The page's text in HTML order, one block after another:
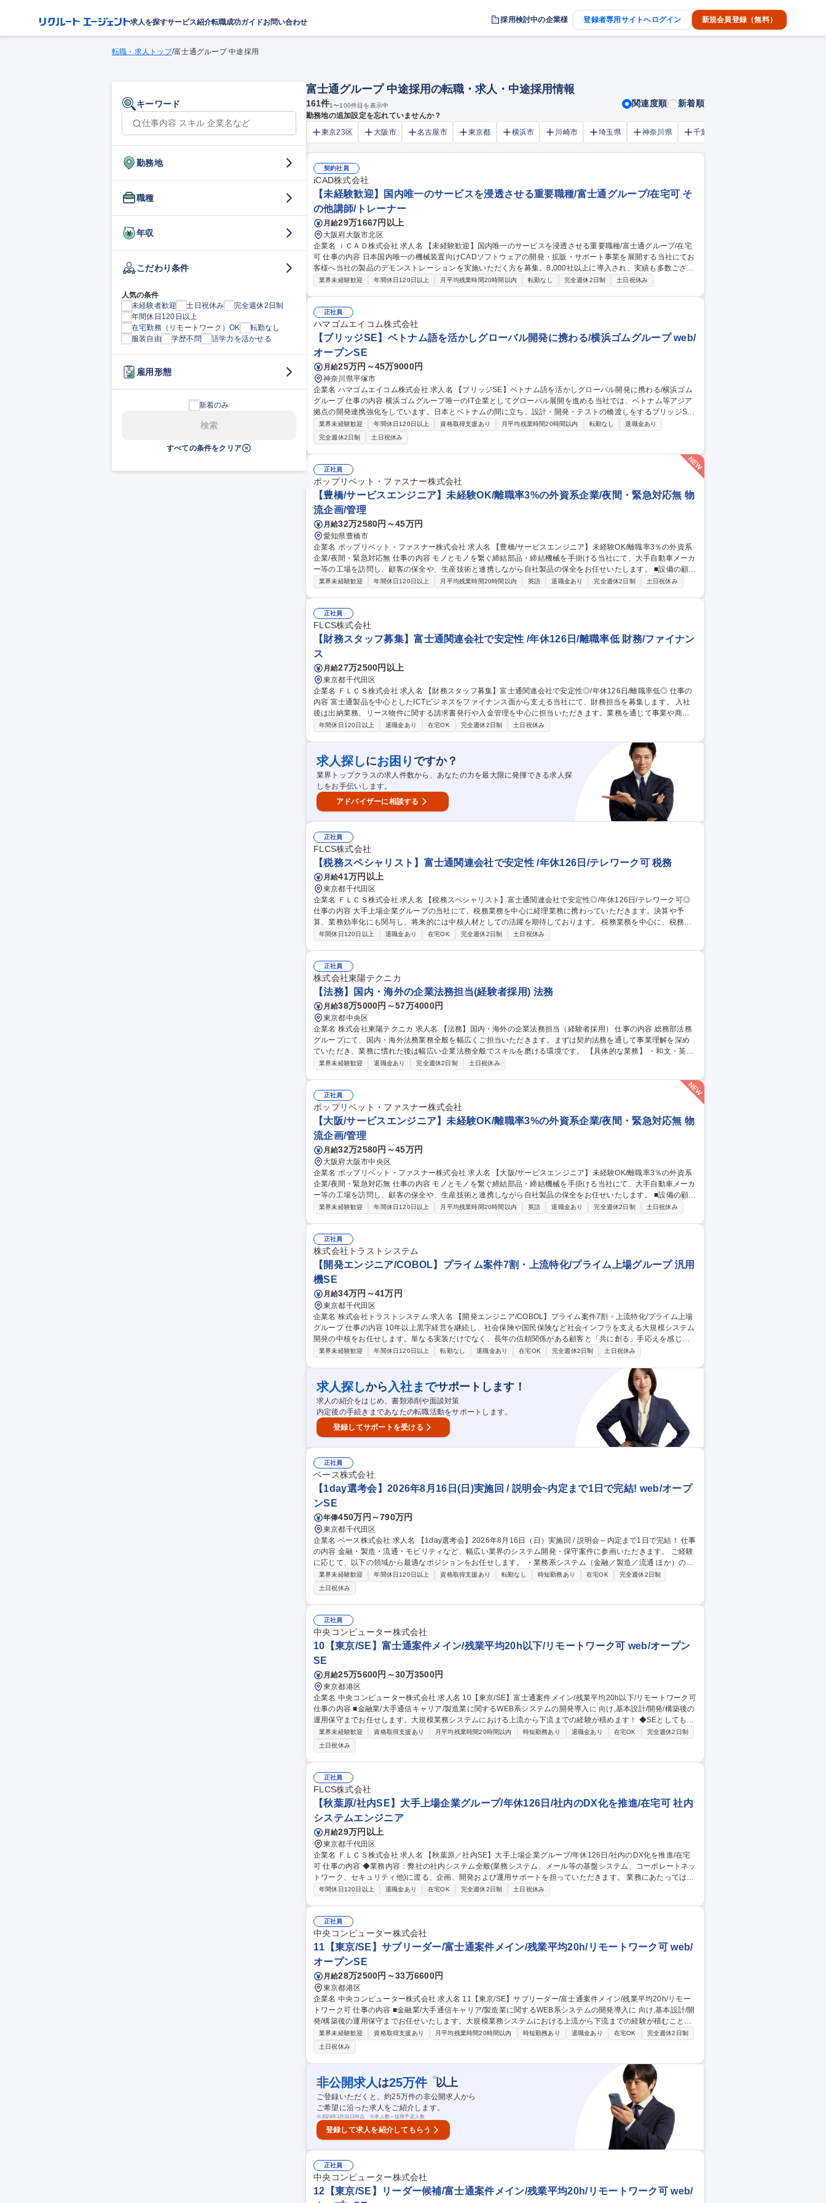
求人を探すサービス紹介転職成功ガイドお問い合わせ 採用検討中の企業様 登録者専用サイトへログイン 新規会員登録（無料）
転職・求人トップ/富士通グループ 中途採用
キーワード
勤務地
職種
年収
こだわり条件
人気の条件
未経験者歓迎
土日祝休み
完全週休2日制
年間休日120日以上
在宅勤務（リモートワーク）OK
転勤なし
服装自由
学歴不問 語学力を活かせる
雇用形態
新着のみ
検索
すべての条件をクリア
富士通グループ 中途採用の転職・求人・中途採用情報
161件1〜100件目を表示中 関連度順 新着順
勤務地の追加設定を忘れていませんか？
東京23区
大阪市 名古屋市 東京都 横浜市 川崎市 埼玉県 神奈川県 千葉市
契約社員
iCAD株式会社
【未経験歓迎】国内唯一のサービスを浸透させる重要職種/富士通グループ/在宅可 そ
の他講師/トレーナー
月給29万1667円以上
大阪府大阪市北区
企業名 ｉＣＡＤ株式会社 求人名 【未経験歓迎】国内唯一のサービスを浸透させる重要職種/富士通グループ/在宅
可 仕事の内容 日本国内唯一の機械装置向けCADソフトウェアの開発・拡販・サポート事業を展開する当社にてお
客様へ当社の製品のデモンストレーションを実施いただく方を募集。8,000社以上に導入され、実績も多数ござい
ます。 ■業務詳細：当社CADソフトウェアの特徴を紹介するためのデモンストレーションを忠実に習得し、新規/
導を行うインストラクターへのステップアップも図れます。 募集職種 【未経験歓迎】国内唯一のサービスを浸透
させる重要職種/富士通グループ/在宅可
業界未経験歓迎 年間休日120日以上 月平均残業時間20時間以内 転勤なし 完全週休2日制 土日祝休み
正社員
ハマゴムエイコム株式会社
【ブリッジSE】ベトナム語を活かしグローバル開発に携わる/横浜ゴムグループ web/
オープンSE
月給25万円～45万9000円
神奈川県平塚市
企業名 ハマゴムエイコム株式会社 求人名 【ブリッジSE】ベトナム語を活かしグローバル開発に携わる/横浜ゴム
グループ 仕事の内容 横浜ゴムグループ唯一のIT企業としてグローバル展開を進める当社では、ベトナム等アジア
拠点の開発連携強化をしています。日本とベトナムの間に立ち、設計・開発・テストの橋渡しをするブリッジSE
を募集します。 【業務例】タイヤの製造工程における進捗管理の見える化やAIを活用したタイヤの設計支援ツー
ル開発、デジタル技術活用に向けた各種基幹システムのモダナイズ等、多岐にわたりご担当いただきます。 【魅
力】■親会社のIT部門とは風通しもよく、提案したプランを実行できる環境。自発的な提案や行動を重視している
ため、自分の目指したいと思ったことが起案しやすくチャレンジすることができる職場です。 募集職種 【ブリッ
ジSE】ベトナム語を活かしグローバル開発に携わる/横浜ゴムグループ
業界未経験歓迎 年間休日120日以上 資格取得支援あり 月平均残業時間20時間以内 転勤なし
退職金あり
完全週休2日制
土日祝休み
正社員
ポップリベット・ファスナー株式会社
【豊橋/サービスエンジニア】未経験OK/離職率3%の外資系企業/夜間・緊急対応無 物
流企画/管理
月給32万2580円～45万円
愛知県豊橋市
企業名 ポップリベット・ファスナー株式会社 求人名 【豊橋/サービスエンジニア】未経験OK/離職率3％の外資系
企業/夜間・緊急対応無 仕事の内容 モノとモノを繋ぐ締結部品・締結機械を手掛ける当社にて、大手自動車メーカ
ー等の工場を訪問し、顧客の保全や、生産技術と連携しながら自社製品の保全をお任せいたします。 ■設備の顧客
問合せ対応 ■出荷前検査・評価・修理 ■納入設置・保守点検 ■マニュアル作成・翻訳 ■グループ対応 ＊緊急対応や
業界未経験歓迎 年間休日120日以上 月平均残業時間20時間以内 英語 退職金あり 完全週休2日制 土日祝休み
正社員
FLCS株式会社
【財務スタッフ募集】富士通関連会社で安定性 /年休126日/離職率低 財務/ファイナン
ス
月給27万2500円以上
東京都千代田区
企業名 ＦＬＣＳ株式会社 求人名 【財務スタッフ募集】富士通関連会社で安定性◎/年休126日/離職率低◎ 仕事の
内容 富士通製品を中心としたICTビジネスをファイナンス面から支える当社にて、財務担当を募集します。 入社
後は出納業務、リース物件に関する請求書発行や入金管理を中心に担当いただきます。業務を通じて事業や商流
への理解を深めながら、将来的には資金調達（銀行借入等）や資金計画（金融機関・格付機関対応）など財務業
年間休日120日以上 退職金あり 在宅OK 完全週休2日制 土日祝休み
求人探しにお困り ですか？
業界トップクラスの求人件数から、あなたの力を最大限に発揮できる求人探
しをお手伝いします。
アドバイザーに相談する
正社員
FLCS株式会社
【税務スペシャリスト】富士通関連会社で安定性 /年休126日/テレワーク可 税務
月給41万円以上
東京都千代田区
企業名 ＦＬＣＳ株式会社 求人名 【税務スペシャリスト】富士通関連会社で安定性◎/年休126日/テレワーク可◎
仕事の内容 大手上場企業グループの当社にて、税務業務を中心に経理業務に携わっていただきます。決算や予
算、業務効率化にも関与し、将来的には中核人材としての活躍を期待しております。 税務業務を中心に、税務申
告書の基礎資料作成をご担当いただきます。あわせて、月次・四半期・年次決算、予算業務、新リース会計基準
年間休日120日以上 退職金あり 在宅OK 完全週休2日制 土日祝休み
正社員
株式会社東陽テクニカ
【法務】国内・海外の企業法務担当(経験者採用) 法務
月給38万5000円～57万4000円
東京都中央区
企業名 株式会社東陽テクニカ 求人名 【法務】国内・海外の企業法務担当（経験者採用） 仕事の内容 総務部法務
グループにて、国内・海外法務業務全般を幅広くご担当いただきます。まずは契約法務を通して事業理解を深め
ていただき、業務に慣れた後は幅広い企業法務全般でスキルを磨ける環境です。 【具体的な業務】 ・和文・英文
契約書の作成、審査、修正（和文7割／英文3割）／・社内法律相談、各種プロジェクトの支援業務、子会社への
／・特許や商標等の知的財産の取得、管理／・会社法務（取締役会事務局等）／・M&A案件の法務対応 ※特定分
業界未経験歓迎 退職金あり 完全週休2日制 土日祝休み
正社員
ポップリベット・ファスナー株式会社
【大阪/サービスエンジニア】未経験OK/離職率3%の外資系企業/夜間・緊急対応無 物
流企画/管理
月給32万2580円～45万円
大阪府大阪市中央区
企業名 ポップリベット・ファスナー株式会社 求人名 【大阪/サービスエンジニア】未経験OK/離職率3％の外資系
企業/夜間・緊急対応無 仕事の内容 モノとモノを繋ぐ締結部品・締結機械を手掛ける当社にて、大手自動車メーカ
ー等の工場を訪問し、顧客の保全や、生産技術と連携しながら自社製品の保全をお任せいたします。 ■設備の顧客
問合せ対応 ■出荷前検査・評価・修理 ■納入設置・保守点検 ■マニュアル作成・翻訳 ■グループ対応 ＊緊急対応や
業界未経験歓迎 年間休日120日以上 月平均残業時間20時間以内 英語 退職金あり 完全週休2日制 土日祝休み
正社員
株式会社トラストシステム
【開発エンジニア/COBOL】プライム案件7割・上流特化/プライム上場グループ 汎用
機SE
月給34万円～41万円
東京都千代田区
企業名 株式会社トラストシステム 求人名 【開発エンジニア/COBOL】プライム案件7割・上流特化/プライム上場
グループ 仕事の内容 10年以上黒字経営を継続し、社会保険や国民保険など社会インフラを支える大規模システム
開発の中核をお任せします。単なる実装だけでなく、長年の信頼関係がある顧客と「共に創る」手応えを感じら
れる環境です。 【業務内容】要件定義からリリースまで一貫して対応。顧客業務に精通し、ビジネスをITでまと
ャリア形成が可能です。 【開発環境】言語：COBOL DB：DB2 ※数年後にJavaプロジェクトへの異動・研修受講
も可能 【PJ体制】チーム規模5～10名（プロパー中心のチーム体制。本社近くのラボ環境orリモートでの開発が
中心） 募集職種 【開発エンジニア/COBOL】プライム案件7割・上流特化/プライム上場グループ
業界未経験歓迎 年間休日120日以上 転勤なし 退職金あり 在宅OK 完全週休2日制 土日祝休み
求人探しから 入社までサポートします！
求人の紹介をはじめ、書類添削や面談対策
内定後の手続きまであなたの転職活動をサポートします。
登録してサポートを受ける
正社員
ベース株式会社
【1day選考会】2026年8月16日(日)実施回 / 説明会~内定まで1日で完結! web/オープ
ンSE
年俸450万円～790万円
東京都千代田区
企業名 ベース株式会社 求人名 【1day選考会】2026年8月16日（日）実施回 / 説明会～内定まで1日で完結！ 仕事
の内容 金融・製造・流通・モビリティなど、幅広い業界のシステム開発・保守案件に参画いただきます。 ご経験
に応じて、以下の領域から最適なポジションをお任せします。 ・業務系システム（金融／製造／流通 ほか）の設
計・開発・保守 ・各種パッケージ（SAP、ServiceNow など）の導入・カスタマイズ ・クラウド（AWS、Azur
e、GCP など）の設計・構築 ・サーバ／ネットワークの設計・構築・運用 ※スキルセットおよびキャリア志向に
業界未経験歓迎 年間休日120日以上 資格取得支援あり 転勤なし 時短勤務あり 在宅OK
完全週休2日制
土日祝休み
正社員
中央コンピューター株式会社
10【東京/SE】富士通案件メイン/残業平均20h以下/リモートワーク可 web/オープン
SE
月給25万5600円～30万3500円
東京都港区
企業名 中央コンピューター株式会社 求人名 10【東京/SE】富士通案件メイン/残業平均20h以下/リモートワーク可
仕事の内容 ■金融業/大手通信キャリア/製造業に関するWEB系システムの開発導入に 向け,基本設計/開発/構築後の
運用保守までお任せします。大規模業務システムにおける上流から下流までの経験が積めます！ ◆SEとしてもっ
と上流にかかわりたい、要件定義などをしていきたいという方の募集です。◆案件はチーム制（3～6名）で参画
しており、常に仲間と切磋琢磨しながら自己成長を叶える事が出来、困った時は気軽に相談できる環境です。★
富士通/関電グループ/四国電力グループを基盤としており,安定性は抜群！残業月17.8Hと少なく、各種福利厚生制
度を完備！離職率も3.91%となっており、働きやすい環境を整えております。 募集職種 10【東京/SE】富士通案
件メイン/残業平均20h以下/リモートワーク可
業界未経験歓迎 資格取得支援あり 月平均残業時間20時間以内 時短勤務あり 退職金あり 在宅OK
完全週休2日制
土日祝休み
正社員
FLCS株式会社
【秋葉原/社内SE】大手上場企業グループ/年休126日/社内のDX化を推進/在宅可 社内
システムエンジニア
月給29万円以上
東京都千代田区
企業名 ＦＬＣＳ株式会社 求人名 【秋葉原／社内SE】大手上場企業グループ/年休126日/社内のDX化を推進/在宅
可 仕事の内容 ◆業務内容：弊社の社内システム全般(業務システム、メール等の基盤システム、コーポレートネッ
トワーク、セキュリティ他)に渡る、企画、開発および運用サポートを担っていただきます。 業務にあたっては、
組織業務を率先垂範いただくとともに、部門をリードし、業務の継続的な改善や問題の早期解決に手腕を振るっ
場企業グループ/年休126日/社内のDX化を推進/在宅可
年間休日120日以上 退職金あり 在宅OK 完全週休2日制 土日祝休み
正社員
中央コンピューター株式会社
11【東京/SE】サブリーダー/富士通案件メイン/残業平均20h/リモートワーク可 web/
オープンSE
月給28万2500円～33万6600円
東京都港区
企業名 中央コンピューター株式会社 求人名 11【東京/SE】サブリーダー/富士通案件メイン/残業平均20h/リモー
トワーク可 仕事の内容 ■金融業/大手通信キャリア/製造業に関するWEB系システムの開発導入に 向け,基本設計/開
発/構築後の運用保守までお任せいたします。大規模業務システムにおける上流から下流までの経験が積むことが
できます！ ◆チームを率いて案件に携わっていける方を募集しております。経験に応じてPLPMをお任せしま
す。◆案件はチーム制（3～6名）で参画しており、常に仲間と切磋琢磨しながら自己成長を叶える事が出来、困
った時は気軽に相談できる環境です。★富士通/関電グループ/四国電力グループを基盤としており,安定性は抜群！
残業月17.8Hと少なく、各種福利厚生制度を完備！離職率も3.91%となっており、働きやすい環境を整えておりま
す。 募集職種 11【東京/SE】サブリーダー/富士通案件メイン/残業平均20h/リモートワーク可
業界未経験歓迎 資格取得支援あり 月平均残業時間20時間以内 時短勤務あり 退職金あり 在宅OK
完全週休2日制
土日祝休み
非公開求人 は25万件 ※以上
ご登録いただくと、約25万件の非公開求人から
ご希望に沿った求人をご紹介します。
※2026年3月31日時点 ※求人数＝採用予定人数
登録して求人を紹介してもらう
正社員
中央コンピューター株式会社
12【東京/SE】リーダー候補/富士通案件メイン/残業平均20h/リモートワーク可 web/